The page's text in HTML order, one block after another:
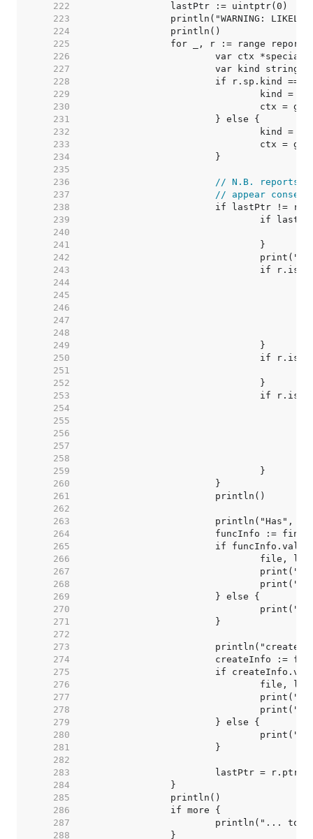
   222
   223
   224
   225
   226
   227
   228
   229
   230
   231
   232
   233
   234
   235
   236
// N.B. reports
   237
// appear
   238
   239
   240
   241
   242
   243
   244
   245
   246
   247
   248
   249
   250
   251
   252
   253
   254
   255
   256
   257
   258
   259
   260
   261
   262
   263
   264
   265
   266
   267
   268
   269
   270
   271
   272
   273
   274
   275
   276
   277
   278
   279
   280
   281
   282
   283
   284
   285
   286
   287
   288